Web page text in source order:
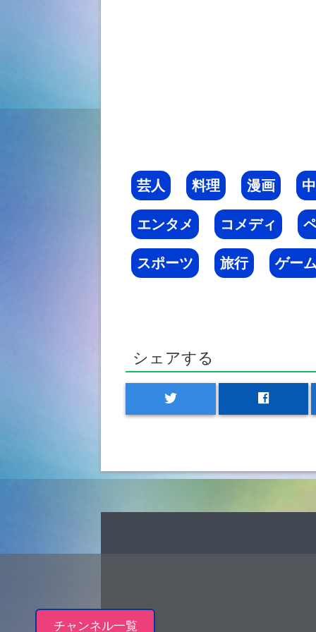
チャンネル一覧
芸人 料理 漫画
エンタメ コメディ
スポーツ 旅行 ゲー
シェアする
twitter facebook